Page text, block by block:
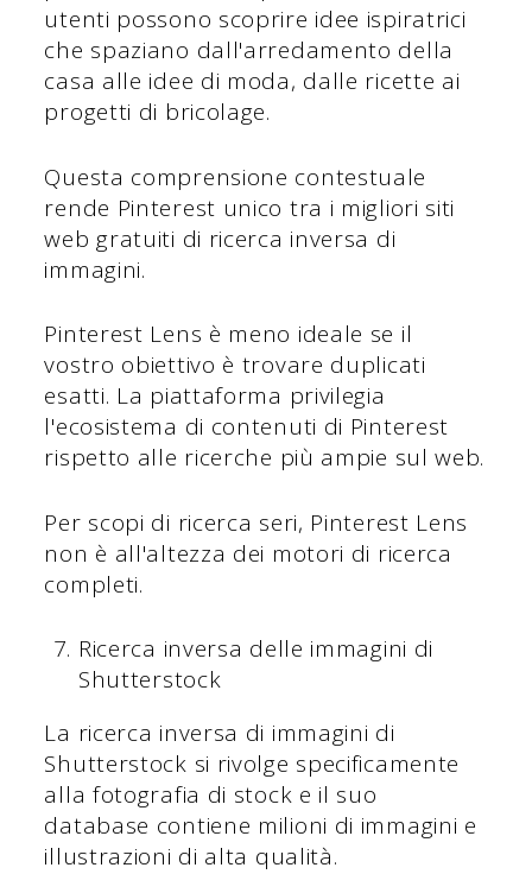
utenti possono scoprire idee ispiratrici
che spaziano dall'arredamento della
casa alle idee di moda, dalle ricette ai
progetti di bricolage.
Questa comprensione contestuale
rende Pinterest unico tra i migliori siti
web gratuiti di ricerca inversa di
immagini.
Pinterest Lens è meno ideale se il
vostro obiettivo è trovare duplicati
esatti. La piattaforma privilegia
l'ecosistema di contenuti di Pinterest
rispetto alle ricerche più ampie sul web.
Per scopi di ricerca seri, Pinterest Lens
non è all'altezza dei motori di ricerca
completi.
Ricerca inversa delle immagini di
Shutterstock
La ricerca inversa di immagini di
Shutterstock si rivolge specificamente
alla fotografia di stock e il suo
database contiene milioni di immagini e
illustrazioni di alta qualità.